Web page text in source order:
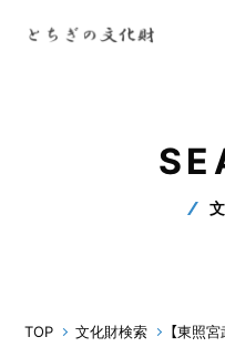
TOP 文化財検索 【東照宮